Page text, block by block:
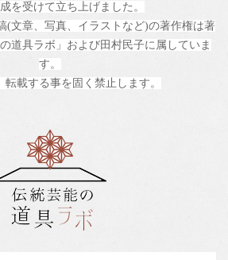
を受けて立ち上げました。
(文章、写真、イラストなど)の著作権は著
道具ラボ」および田村民子に属していま
す。
転載する事を固く禁止します。